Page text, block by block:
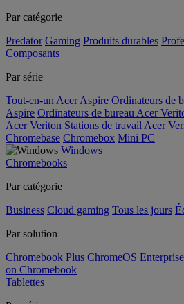
Par catégorie
Predator Gaming Produits durables
Composants
Par série
Tout-en-un Acer Aspire Ordinateurs de
Aspire Ordinateurs de bureau Acer
Acer Veriton Stations de travail Acer
Chromebase Chromebox Mini PC
Windows
Chromebooks
Par catégorie
Business Cloud gaming Tous les jours
Par solution
Chromebook Plus ChromeOS
on Chromebook
Tablettes